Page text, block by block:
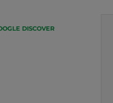
DISCOVER